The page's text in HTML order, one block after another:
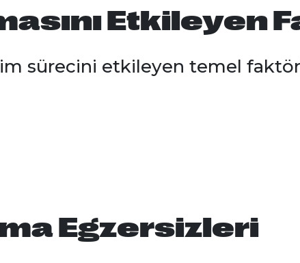
Etkileyen
sürecini etkileyen temel
Egzersizleri